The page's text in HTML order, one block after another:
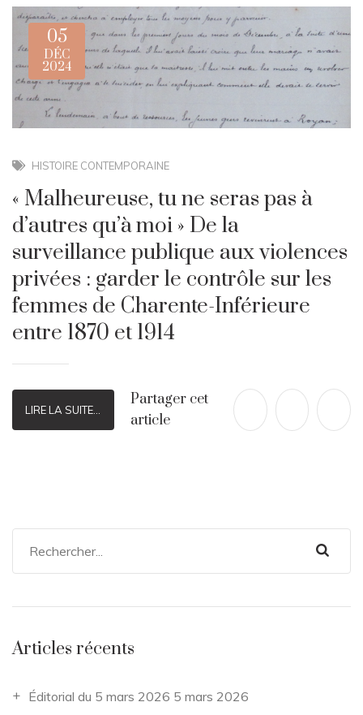
05
DÉC
2024
HISTOIRE CONTEMPORAINE
« Malheureuse, tu ne seras pas à
d’autres qu’à moi » De la
surveillance publique aux violences
privées : garder le contrôle sur les
femmes de Charente-Inférieure
entre 1870 et 1914
LIRE LA SUITE...
Partager cet
article
Articles récents
Éditorial du 5 mars 2026 5 mars 2026